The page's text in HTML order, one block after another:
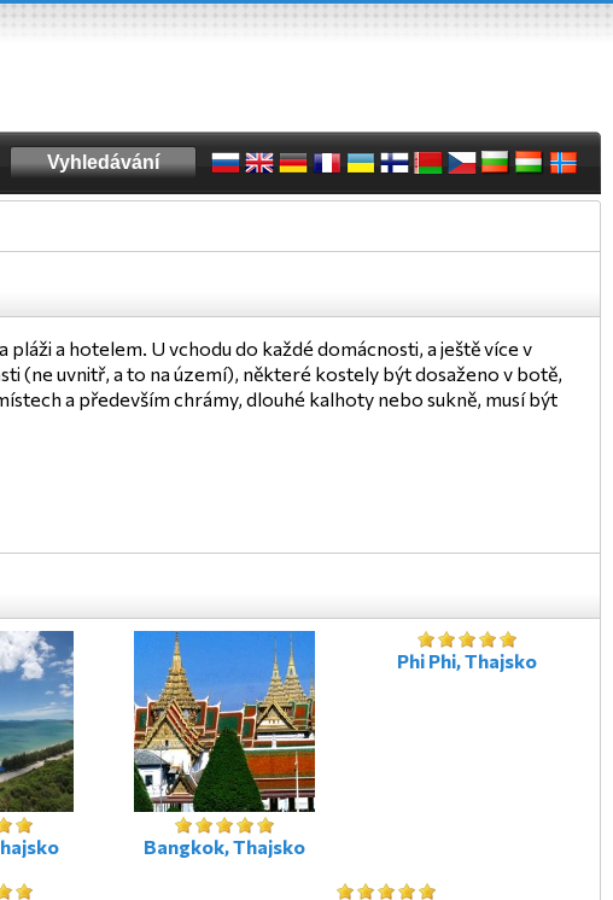
a hotelem. U vchodu do každé domácnosti, a ještě více v
(ne uvnitř, a to na území), některé kostely být dosaženo v botě,
a především chrámy, dlouhé kalhoty nebo sukně, musí být
Bangkok, Thajsko
Phi Phi, Thajsko